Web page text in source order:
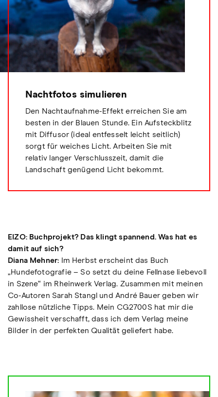
Nachtfotos simulieren
Den Nachtaufnahme-Effekt erreichen Sie am
besten in der Blauen Stunde. Ein Aufsteckblitz
mit Diffusor (ideal entfesselt leicht seitlich)
sorgt für weiches Licht. Arbeiten Sie mit
relativ langer Verschlusszeit, damit die
Landschaft genügend Licht bekommt.
EIZO: Buchprojekt? Das klingt spannend. Was hat es
damit auf sich?
Diana Mehner: Im Herbst erscheint das Buch
„Hundefotografie – So setzt du deine Fellnase liebevoll
in Szene“ im Rheinwerk Verlag. Zusammen mit meinen
Co-Autoren Sarah Stangl und André Bauer geben wir
zahllose nützliche Tipps. Mein CG2700S hat mir die
Gewissheit verschafft, dass ich dem Verlag meine
Bilder in der perfekten Qualität geliefert habe.